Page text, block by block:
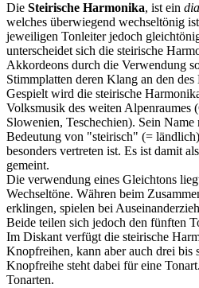
Die Steirische Harmonika, ist ein
welches überwiegend wechseltönig
jeweiligen Tonleiter jedoch
unterscheidet sich die steirische
Akkordeons durch die Verwendung
Stimmplatten deren Klang an den
Gespielt wird die steirische
Volksmusik des weiten Alpenraumes
Slowenien, Teschechien). Sein
Bedeutung von "steirisch" (=
besonders vertreten ist. Es ist damit
gemeint.
Die verwendung eines Gleichtons
Wechseltöne. Währen beim
erklingen, spielen bei
Beide teilen sich jedoch den fünften
Im Diskant verfügt die steirische
Knopfreihen, kann aber auch drei bis
Knopfreihe steht dabei für eine
Tonarten.